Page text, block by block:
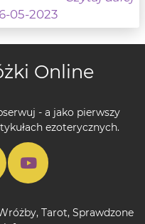
05-2023
Online
- a jako pierwszy
ezoterycznych.
, Tarot, Sprawdzone